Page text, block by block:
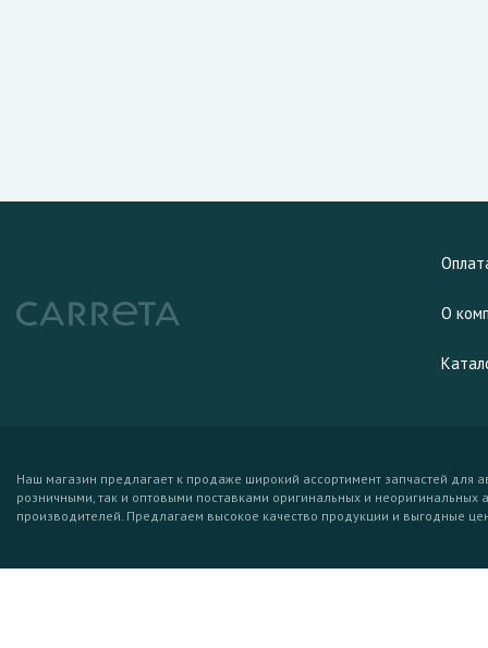
О
Наш магазин предлагает к продаже широкий ассортимент запчастей для
розничными, так и оптовыми поставками оригинальных и неоригинальных
производителей. Предлагаем высокое качество продукции и выгодные